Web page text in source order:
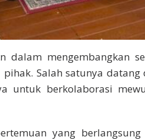
dalam mengembangkan
Salah satunya datang
untuk berkolaborasi
yang